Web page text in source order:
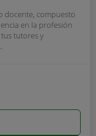
docente, compuesto
en la profesión
tutores y